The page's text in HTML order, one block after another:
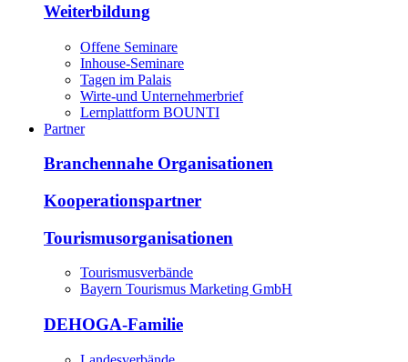
Weiterbildung
Offene Seminare
Inhouse-Seminare
Tagen im Palais
Wirte-und Unternehmerbrief
Lernplattform BOUNTI
Partner
Branchennahe Organisationen
Kooperationspartner
Tourismusorganisationen
Tourismusverbände
Bayern Tourismus Marketing GmbH
DEHOGA-Familie